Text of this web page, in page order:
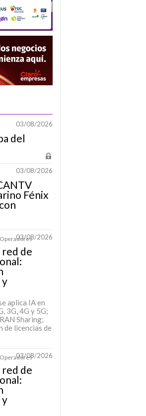
03/08/2026
del
03/08/2026
Fénix
Operadores03/08/2026
de
y
aplica IA en
3G, 4G y 5G;
Sharing;
licencias de
Operadores03/08/2026
de
y